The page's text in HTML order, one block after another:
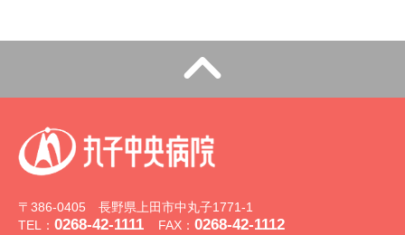
〒386-0405 長野県上田市中丸子1771-1
TEL： 0268-42-1111 FAX： 0268-42-1112